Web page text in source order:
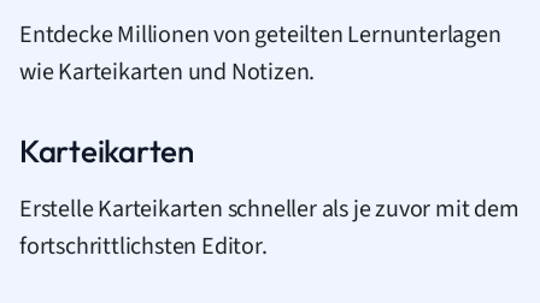
Entdecke Millionen von geteilten Lernunterlagen
wie Karteikarten und Notizen.
Karteikarten
Erstelle Karteikarten schneller als je zuvor mit dem
fortschrittlichsten Editor.